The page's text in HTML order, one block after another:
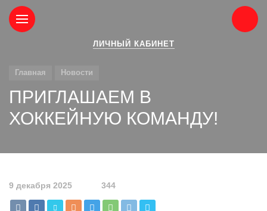
ЛИЧНЫЙ КАБИНЕТ
Главная Новости
ПРИГЛАШАЕМ В
ХОККЕЙНУЮ КОМАНДУ!
9 декабря 2025 344